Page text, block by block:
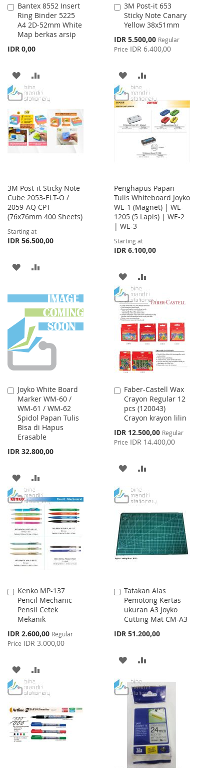
Bantex 8552 Insert
Ring Binder 5225
A4 2D-52mm White
Map berkas arsip
IDR 0,00
Add
to
Cart
ADD
TO
WISH
LIST
TO
COMPARE
3M Post-it 653
Sticky Note Canary
Yellow 38x51mm
Special
Price
IDR 5.500,00 Regular
Price IDR 6.400,00
Add
to
Cart
ADD
TO
WISH
LIST
TO
COMPARE
3M Post-it Sticky Note
Cube 2053-ELT-O /
2059-AQ CPT
(76x76mm 400 Sheets)
Starting at
IDR 56.500,00
ADD
WISH
LIST
COMPARE
Penghapus Papan
Tulis Whiteboard Joyko
WE-1 (Magnet) | WE-
1205 (5 Lapis) | WE-2
| WE-3
Starting at
IDR 6.100,00
ADD
TO
WISH
LIST
TO
COMPARE
Joyko White Board
Marker WM-60 /
WM-61 / WM-62
Spidol Papan Tulis
Bisa di Hapus
Erasable
IDR 32.800,00
Add
to
Cart
ADD
TO
WISH
LIST
TO
COMPARE
Faber-Castell Wax
Crayon Regular 12
pcs (120043)
Crayon krayon lilin
Special
Price
IDR 12.500,00 Regular
Price IDR 14.400,00
Add
to
Cart
ADD
WISH
LIST
COMPARE
Kenko MP-137
Pencil Mechanic
Pensil Cetek
Mekanik
Special
Price
IDR 2.600,00 Regular
Price IDR 3.000,00
Add
to
Cart
ADD
TO
LIST
TO
Tatakan Alas
Pemotong Kertas
ukuran A3 Joyko
Cutting Mat CM-A3
IDR 51.200,00
Add
to
Cart
ADD
WISH
LIST
COMPARE